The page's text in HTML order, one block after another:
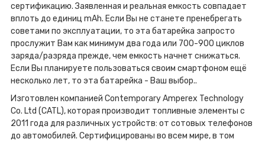
сертификацию. Заявленная и реальная емкость совпадает
вплоть до единиц mAh. Если Вы не станете пренебрегать
советами по эксплуатации, то эта батарейка запросто
прослужит Вам как минимум два года или 700-900 циклов
заряда/разряда прежде, чем емкость начнет снижаться.
Если Вы планируете пользоваться своим смартфоном ещё
несколько лет, то эта батарейка - Ваш выбор..
Изготовлен компанией Contemporary Amperex Technology
Co. Ltd (CATL), которая производит топливные элементы с
2011 года для различных устройств: от сотовых телефонов
до автомобилей. Сертифицированы во всем мире, в том